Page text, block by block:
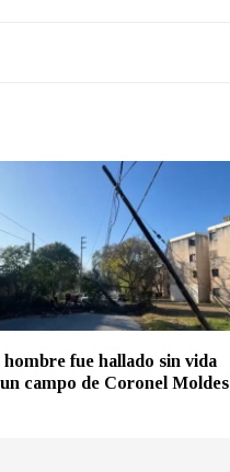
hombre fue hallado sin vida
campo de Coronel Moldes